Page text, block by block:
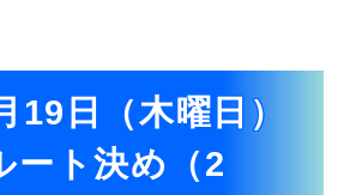
19日（木曜日）
ート決め（2